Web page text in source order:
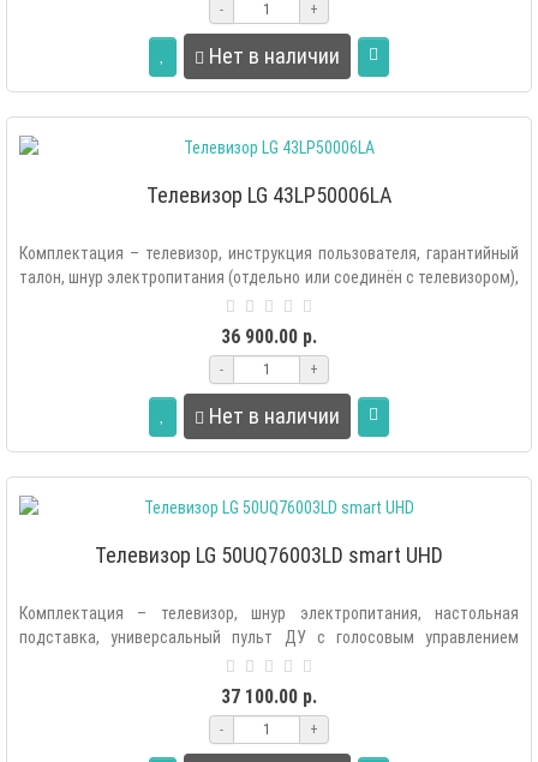
- +
Нет в наличии
Телевизор LG 43LP50006LA
Комплектация – телевизор, инструкция пользователя, гарантийный
талон, шнур электропитания (отдельно или соединён с телевизором),
36 900.00 р.
- +
Нет в наличии
Телевизор LG 50UQ76003LD smart UHD
Комплектация – телевизор, шнур электропитания, настольная
подставка, универсальный пульт ДУ с голосовым управлением
37 100.00 р.
- +